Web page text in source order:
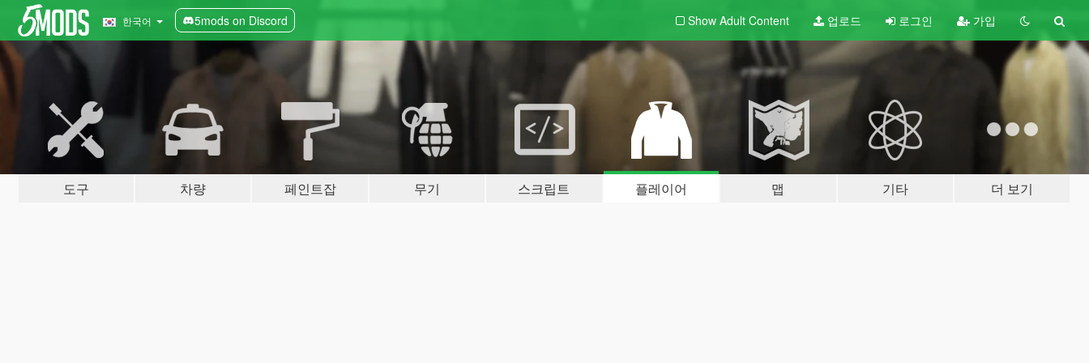
한국어 5mods on Discord Show Adult Content 업로드 로그인 가입
도구 차량 페인트잡 무기 스크립트 플레이어 맵 기타 더 보기